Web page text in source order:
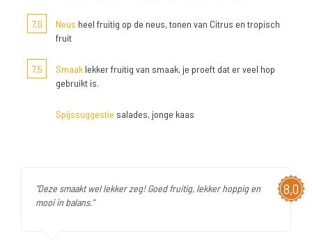
7,0 Neus heel fruitig op de neus, tonen van Citrus en tropisch
fruit
7,5 Smaak lekker fruitig van smaak, je proeft dat er veel hop
gebruikt is.
Spijssuggestie salades, jonge kaas
8,0
"Deze smaakt wel lekker zeg! Goed fruitig, lekker hoppig en
mooi in balans."